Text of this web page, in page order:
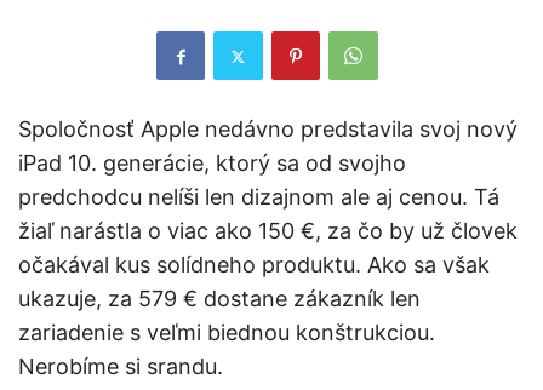
Spoločnosť Apple nedávno predstavila svoj nový
iPad 10. generácie, ktorý sa od svojho
predchodcu nelíši len dizajnom ale aj cenou. Tá
žiaľ narástla o viac ako 150 €, za čo by už človek
očakával kus solídneho produktu. Ako sa však
ukazuje, za 579 € dostane zákazník len
zariadenie s veľmi biednou konštrukciou.
Nerobíme si srandu.